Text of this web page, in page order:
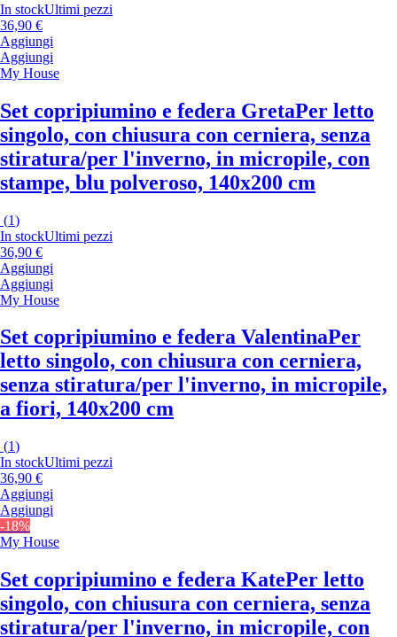
In stockUltimi pezzi
36,90 €
Aggiungi
Aggiungi
My House
Set copripiumino e federa GretaPer letto
singolo, con chiusura con cerniera, senza
stiratura/per l'inverno, in micropile, con
stampe, blu polveroso, 140x200 cm
(1)
In stockUltimi pezzi
36,90 €
Aggiungi
Aggiungi
My House
Set copripiumino e federa ValentinaPer
letto singolo, con chiusura con cerniera,
senza stiratura/per l'inverno, in micropile,
a fiori, 140x200 cm
(1)
In stockUltimi pezzi
36,90 €
Aggiungi
Aggiungi
-18%
My House
Set copripiumino e federa KatePer letto
singolo, con chiusura con cerniera, senza
stiratura/per l'inverno, in micropile, con